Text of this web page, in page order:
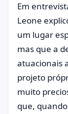
Em
Leone
um lugar
mas que a
atuacionais
projeto
muito
que,